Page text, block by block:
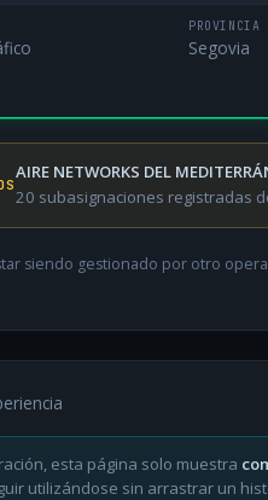
PROVINCIA
Segovia
AIRE NETWORKS DEL
20 subasignaciones registradas
siendo gestionado por otro
esta página solo muestra
utilizándose sin arrastrar un